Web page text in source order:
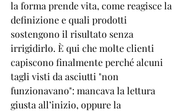
la forma prende vita, come reagisce la
definizione e quali prodotti
sostengono il risultato senza
irrigidirlo. È qui che molte clienti
capiscono finalmente perché alcuni
tagli visti da asciutti "non
funzionavano": mancava la lettura
giusta all’inizio, oppure la